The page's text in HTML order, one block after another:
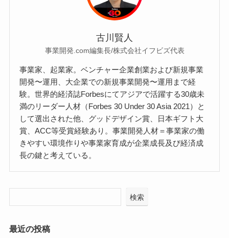
古川賢人
事業開発.com編集長/株式会社イフビズ代表
事業家、起業家。ベンチャー企業創業および新規事業
開発〜運用、大企業での新規事業開発〜運用まで経
験。世界的経済誌Forbesにてアジアで活躍する30歳未
満のリーダー人材（Forbes 30 Under 30 Asia 2021）と
して選出された他、グッドデザイン賞、日本ギフト大
賞、ACC等受賞経験あり。事業開発人材＝事業家の働
きやすい環境作りや事業家育成が企業成長及び経済成
長の鍵と考えている。
検索
最近の投稿